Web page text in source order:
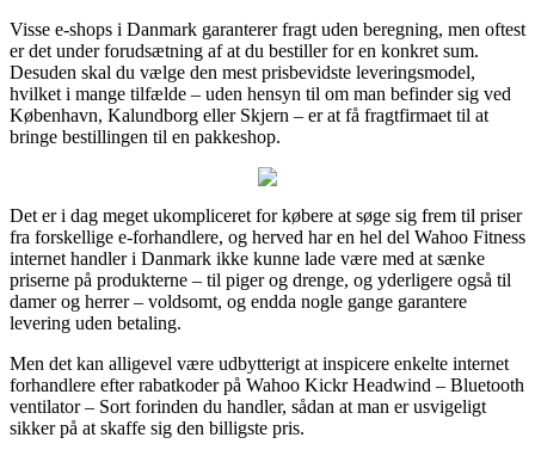
Visse e-shops i Danmark garanterer fragt uden beregning, men oftest
er det under forudsætning af at du bestiller for en konkret sum.
Desuden skal du vælge den mest prisbevidste leveringsmodel,
hvilket i mange tilfælde – uden hensyn til om man befinder sig ved
København, Kalundborg eller Skjern – er at få fragtfirmaet til at
bringe bestillingen til en pakkeshop.
Det er i dag meget ukompliceret for købere at søge sig frem til priser
fra forskellige e-forhandlere, og herved har en hel del Wahoo Fitness
internet handler i Danmark ikke kunne lade være med at sænke
priserne på produkterne – til piger og drenge, og yderligere også til
damer og herrer – voldsomt, og endda nogle gange garantere
levering uden betaling.
Men det kan alligevel være udbytterigt at inspicere enkelte internet
forhandlere efter rabatkoder på Wahoo Kickr Headwind – Bluetooth
ventilator – Sort forinden du handler, sådan at man er usvigeligt
sikker på at skaffe sig den billigste pris.